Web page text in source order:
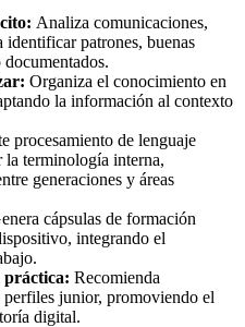
Analiza comunicaciones,
identificar patrones, buenas
Organiza el conocimiento en
la información al contexto
procesamiento de lenguaje
terminología interna,
generaciones y áreas
cápsulas de formación
integrando el
práctica: Recomienda
junior, promoviendo el
digital.